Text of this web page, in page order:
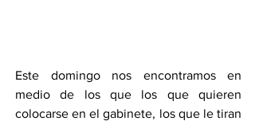
Este domingo nos encontramos en
medio de los que los que quieren
colocarse en el gabinete, los que le tiran